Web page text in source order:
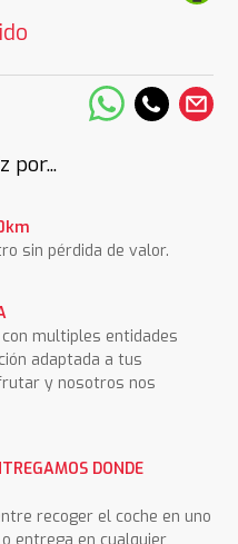
por...
sin pérdida de valor.
multiples entidades
adaptada a tus
y nosotros nos
DONDE
recoger el coche en uno